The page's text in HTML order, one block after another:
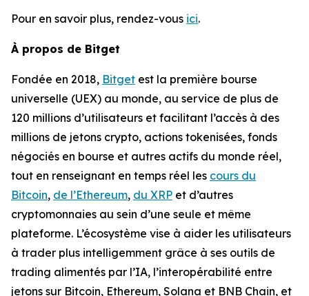
Pour en savoir plus, rendez-vous ici.
À propos de Bitget
Fondée en 2018, Bitget est la première bourse
universelle (UEX) au monde, au service de plus de
120 millions d’utilisateurs et facilitant l’accès à des
millions de jetons crypto, actions tokenisées, fonds
négociés en bourse et autres actifs du monde réel,
tout en renseignant en temps réel les cours du
Bitcoin, de l’Ethereum, du XRP et d’autres
cryptomonnaies au sein d’une seule et même
plateforme. L’écosystème vise à aider les utilisateurs
à trader plus intelligemment grâce à ses outils de
trading alimentés par l’IA, l’interopérabilité entre
jetons sur Bitcoin, Ethereum, Solana et BNB Chain, et